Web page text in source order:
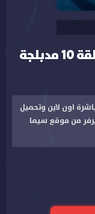
الحلقة 10 مدبلجة مباشرة اون لاين وتحميل
من موقع سيما